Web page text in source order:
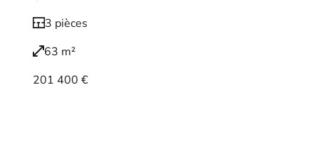
3 pièces
63 m²
201 400 €